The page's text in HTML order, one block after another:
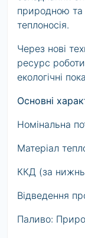
природною
теплоносія.
Через нові
ресурс
екологічні
Основні
Номінальна
Матеріал
ККД (за
Відведення
Паливо: